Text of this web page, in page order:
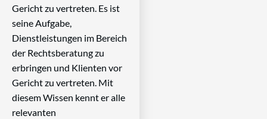
Gericht zu vertreten. Es ist
seine Aufgabe,
Dienstleistungen im Bereich
der Rechtsberatung zu
erbringen und Klienten vor
Gericht zu vertreten. Mit
diesem Wissen kennt er alle
relevanten